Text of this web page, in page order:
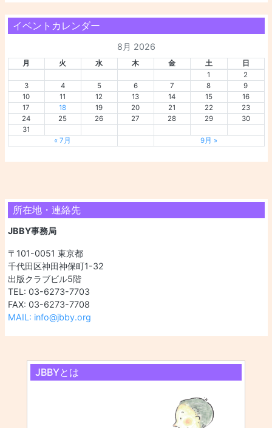
イベントカレンダー
8月 2026
月 火 水 木 金 土
日
1
2
3
4 5 6 7 8
9
10
11 12 13 14 15
16
17
18 19 20 21 22
23
24
25 26 27 28 29
30
31
« 7月
9月 »
所在地・連絡先
JBBY事務局
〒101-0051 東京都
千代田区神田神保町1-32
出版クラブビル5階
TEL: 03-6273-7703
FAX: 03-6273-7708
MAIL: info@jbby.org
JBBYとは